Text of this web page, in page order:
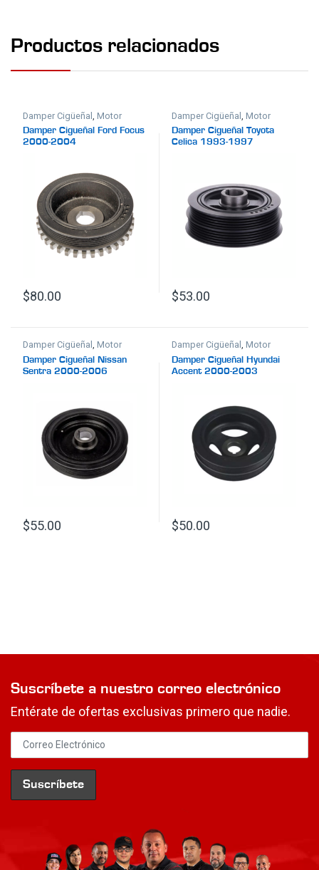
Productos relacionados
Damper Cigüeñal ,Motor
Damper Cigueñal Ford Focus
2000-2004
$80.00
Damper Cigüeñal ,Motor
Damper Cigueñal Toyota
Celica 1993-1997
$53.00
Damper Cigüeñal,Motor
Damper Cigueñal Nissan
Sentra 2000-2006
$55.00
Damper Cigüeñal,Motor
Damper Cigueñal Hyundai
Accent 2000-2003
$50.00
Suscríbete a nuestro correo electrónico
Entérate de ofertas exclusivas primero que nadie.